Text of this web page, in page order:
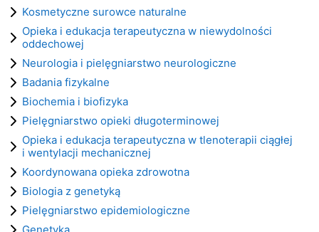
Kosmetyczne surowce naturalne
Opieka i edukacja terapeutyczna w niewydolności
oddechowej
Neurologia i pielęgniarstwo neurologiczne
Badania fizykalne
Biochemia i biofizyka
Pielęgniarstwo opieki długoterminowej
Opieka i edukacja terapeutyczna w tlenoterapii ciągłej
i wentylacji mechanicznej
Koordynowana opieka zdrowotna
Biologia z genetyką
Pielęgniarstwo epidemiologiczne
Genetyka